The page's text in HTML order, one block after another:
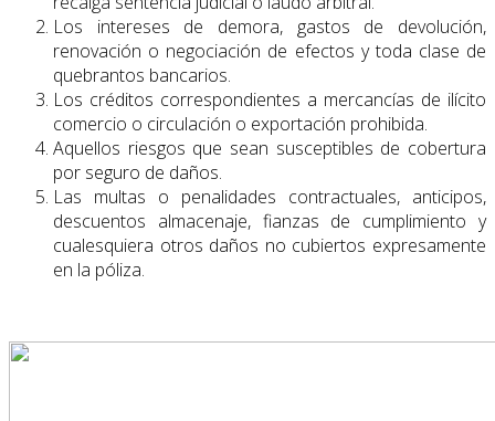
Los intereses de demora, gastos de devolución,
renovación o negociación de efectos y toda clase de
quebrantos bancarios.
Los créditos correspondientes a mercancías de ilícito
comercio o circulación o exportación prohibida.
Aquellos riesgos que sean susceptibles de cobertura
por seguro de daños.
Las multas o penalidades contractuales, anticipos,
descuentos almacenaje, fianzas de cumplimiento y
cualesquiera otros daños no cubiertos expresamente
en la póliza.